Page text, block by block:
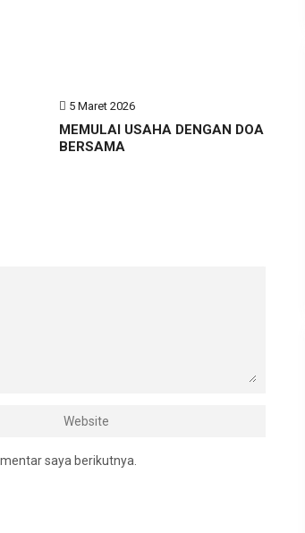
5 Maret 2026
MEMULAI USAHA DENGAN DOA
BERSAMA
saya berikutnya.